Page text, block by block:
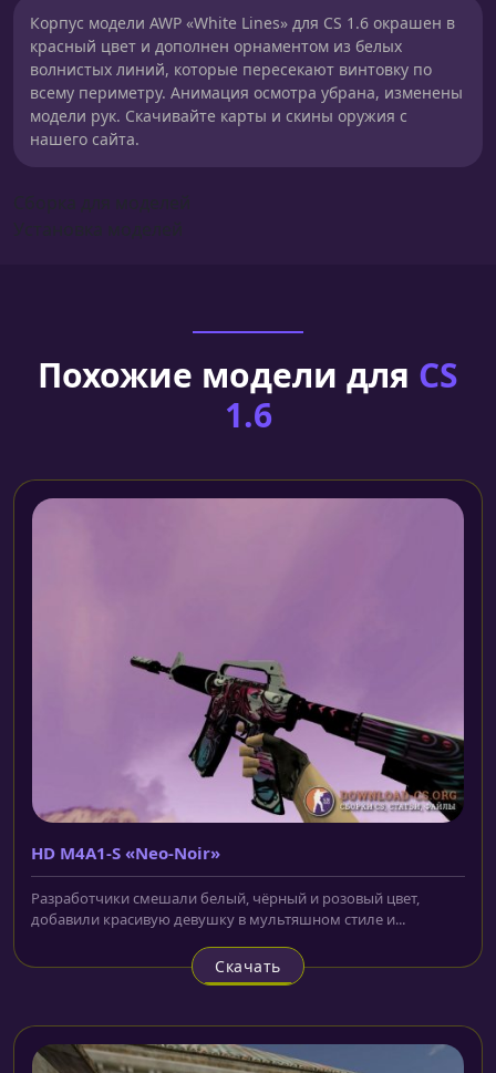
Корпус модели AWP «White Lines» для CS 1.6 окрашен в
красный цвет и дополнен орнаментом из белых
волнистых линий, которые пересекают винтовку по
всему периметру. Анимация осмотра убрана, изменены
модели рук. Скачивайте карты и скины оружия с
нашего сайта.
Похожие модели для CS
1.6
HD M4A1-S «Neo-Noir»
Разработчики смешали белый, чёрный и розовый цвет,
добавили красивую девушку в мультяшном стиле и...
Скачать